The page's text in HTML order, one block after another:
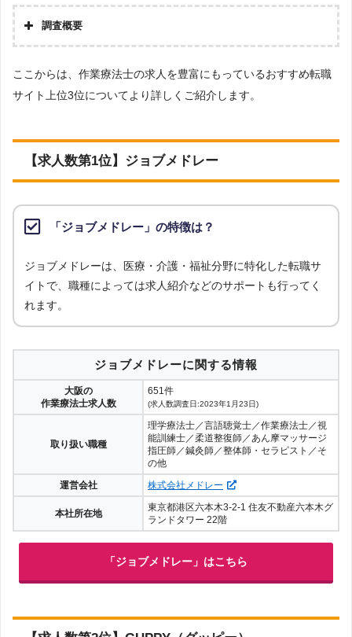
［解説2］転職エージェントは、自社が実際にコンタクトを取っている
企業の求人のみが掲載されているため、転職エージェントのチェックが
［解説3］転職エージェントも、複数の企業に同時応募できますが、転
イトでは自身で興味のある求人があればいくらでも自由に応募すること
ができます。
欲しいのか、企業の内情はどうなのかを理解しているため、より詳しい
［解説5］転職エージェントは、企業が欲しい人材と転職希望者が合致
している求人を紹介しているため、内定をもらいやすくなります。
調査概要
株式会社アドバンスフロー
調査対象とした転職サイトについて
調査対象とした求人について
調査日
求人数ランキング上部または下部に記載
ここからは、作業療法士の求人を豊富にもっているおすすめ転職
サイト上位3位についてより詳しくご紹介します。
【求人数第1位】ジョブメドレー
「ジョブメドレー」の特徴は？
ジョブメドレーは、医療・介護・福祉分野に特化した転職サ
イトで、職種によっては求人紹介などのサポートも行ってく
れます。
ジョブメドレーに関する情報
大阪の
作業療法士求人数
651件
(求人数調査日:2023年1月23日)
取り扱い職種
理学療法士／言語聴覚士／作業療法士／視
能訓練士／柔道整復師／あん摩マッサージ
指圧師／鍼灸師／整体師・セラピスト／そ
の他
運営会社
株式会社メドレー
本社所在地
東京都港区六本木3-2-1 住友不動産六本木グ
ランドタワー 22階
「ジョブメドレー」はこちら